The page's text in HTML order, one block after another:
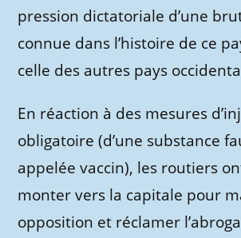
pression dictatoriale d’une
connue dans l’histoire de ce
celle des autres pays
En réaction à des mesures
obligatoire (d’une substance
appelée vaccin), les routiers
monter vers la capitale pour
opposition et réclamer